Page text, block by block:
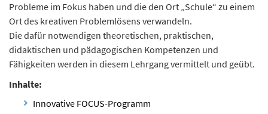
Probleme im Fokus haben und die den Ort „Schule“ zu einem
Ort des kreativen Problemlösens verwandeln.
Die dafür notwendigen theoretischen, praktischen,
didaktischen und pädagogischen Kompetenzen und
Fähigkeiten werden in diesem Lehrgang vermittelt und geübt.
Inhalte:
Innovative FOCUS-Programm